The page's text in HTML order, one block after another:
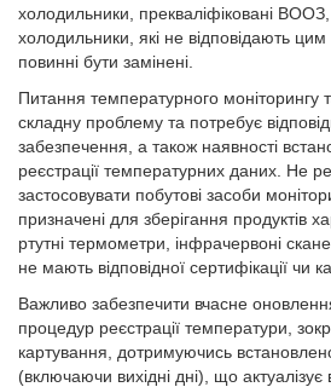
холодильники, прекваліфіковані ВООЗ,
холодильники, які не відповідають
повинні бути замінені.
Питання температурного моніторингу
складну проблему та потребує
забезпечення, а також наявності
реєстрації температурних даних. Не
застосовувати побутові засоби
призначені для зберігання продуктів
ртутні термометри, інфрачервоні
не мають відповідної сертифікації чи
Важливо забезпечити вчасне
процедур реєстрації температури,
картування, дотримуючись
(включаючи вихідні дні), що актуалізує